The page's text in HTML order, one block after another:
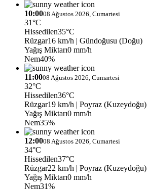
10:0008 Ağustos 2026, Cumartesi
31°C
Hissedilen35°C
Rüzgar16 km/h | Gündoğusu (Doğu)
Yağış Miktarı0 mm/h
Nem40%
11:0008 Ağustos 2026, Cumartesi
32°C
Hissedilen36°C
Rüzgar19 km/h | Poyraz (Kuzeydoğu)
Yağış Miktarı0 mm/h
Nem35%
12:0008 Ağustos 2026, Cumartesi
34°C
Hissedilen37°C
Rüzgar22 km/h | Poyraz (Kuzeydoğu)
Yağış Miktarı0 mm/h
Nem31%